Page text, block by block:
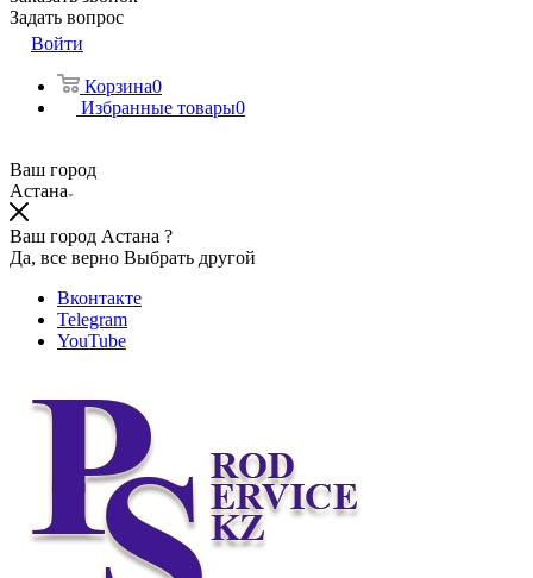
Задать вопрос
Войти
Корзина0
Избранные товары0
Ваш город
Астана
Ваш город Астана ?
Да, все верно Выбрать другой
Вконтакте
Telegram
YouTube